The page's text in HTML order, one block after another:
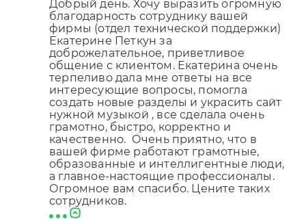
Добрый день. Хочу выразить огромную
благодарность сотруднику вашей
фирмы (отдел технической поддержки)
Екатерине Петкун за
доброжелательное, приветливое
общение с клиентом. Екатерина очень
терпеливо дала мне ответы на все
интересующие вопросы, помогла
создать новые разделы и украсить сайт
нужной музыкой , все сделала очень
грамотно, быстро, корректно и
качественно. Очень приятно, что в
вашей фирме работают грамотные,
образованные и интеллигентные люди,
а главное-настоящие профессионалы.
Огромное вам спасибо. Цените таких
сотрудников.
Отправляя форму, Вы принимаетеполитику
конфиденциальности